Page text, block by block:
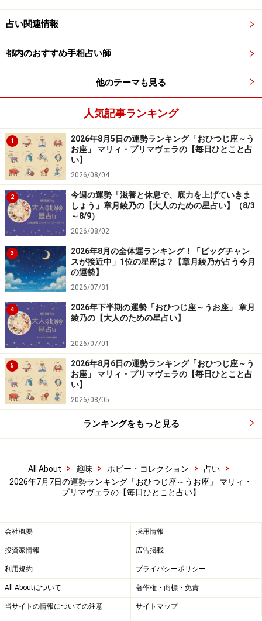
＞【12星座別】下半期のあなたの運勢は？
7位：おうし座／牡牛座（4月20日～5月20
日生まれ）
隠し事が原因で家族ともめる予感。オープンに過ごし
て。
＞【12星座別】下半期のあなたの運勢は？
6位：てんびん座／天秤座（9月23日～10月
23日生まれ）
人間関係が広がる日。気配り上手がモノを言う暗示あ
＞【12星座別】下半期のあなたの運勢は？
18日生まれ）
楽しいことがいっぱい。友達を誘って遊べば収穫もたっ
ぷり！
占い関連情報
都内のおすすめ手相占い師
他のテーマも見る
人気記事ランキング
1
2026年8月5日の運勢ランキング「おひつじ座～う
お座」 マリィ・プリマヴェラの【毎日ひとこと占
い】
2026/08/04
2
今週の運勢「滋養と休息で、底力を上げていきま
しょう」章月綾乃の【大人のための星占い】（8/3
～8/9）
2026/08/02
3
2026年8月の全体運ランキング！「ビッグチャン
スが接近中」1位の星座は？【章月綾乃が占う今月
の運勢】
2026/07/31
4
2026年下半期の運勢「おひつじ座～うお座」 章月
綾乃の【大人のための星占い】
2026/07/01
5
2026年8月6日の運勢ランキング「おひつじ座～う
お座」 マリィ・プリマヴェラの【毎日ひとこと占
い】
2026/08/05
ランキングをもっと見る
All About > 趣味 > ホビー・コレクション > 占い
>
2026年7月7日の運勢ランキング「おひつじ座～うお座」 マリィ・
プリマヴェラの【毎日ひとこと占い】
会社概要 採用情報
投資家情報 広告掲載
利用規約 プライバシーポリシー
All Aboutについて 著作権・商標・免責
当サイトの情報についての注意 サイトマップ